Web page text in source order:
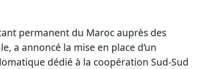
permanent du Maroc auprès des
a annoncé la mise en place d’un
dédié à la coopération Sud-Sud